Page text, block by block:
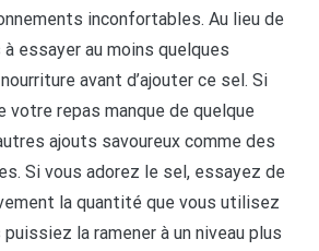
inconfortables. Au lieu de
essayer au moins quelques
avant d’ajouter ce sel. Si
votre repas manque de quelque
ajouts savoureux comme des
Si vous adorez le sel, essayez de
la quantité que vous utilisez
puissiez la ramener à un niveau plus